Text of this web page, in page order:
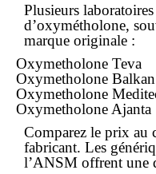
Plusieurs
d’oxymétholone,
marque originale :
Oxymetholone Teva
Oxymetholone Balkan
Oxymetholone
Oxymetholone Ajanta
Comparez le prix au
fabricant. Les
l’ANSM offrent une